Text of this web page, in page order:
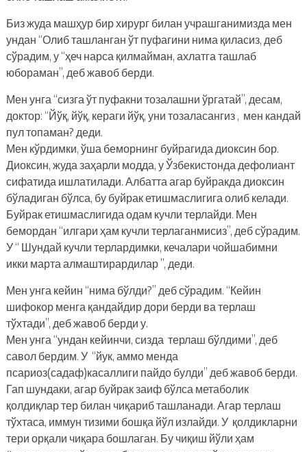
Биз жуда машҳур бир хирург билан учрашганимизда мен
ундан “Олиб ташланган ўт пуфагини нима қиласиз, деб
сўрадим, у “ҳеч нарса қилмайман, ахлатга ташлаб
юбораман”, деб жавоб берди.
Мен унга “сизга ўт пуфакни тозалашни ўргатай”, десам,
доктор: “Йўқ, йўқ, кераги йўқ, уни тозаласангиз , мен кандай
пул топаман? деди.
Мен кўрдимки, ўша беморнинг буйрагида диоксин бор.
Диоксин, жуда заҳарли модда, у Ўзбекистонда дефолиант
сифатида ишлатилади. Албатта агар буйракда диоксин
бўладиган бўлса, бу буйрак етишмаслигига олиб келади.
Буйрак етишмаслигида одам кучли терлайди. Мен
бемордан “илгари ҳам кучли терлаганмисиз”, деб сўрадим.
У “ Шундай кучли терлардимки, кечалари чойшабимни
икки марта алмаштирардилар ”, деди.
Мен унга кейин “нима бўлди?” деб сўрадим. “Кейин
шифокор менга қандайдир дори берди ва терлаш
тўхтади”, деб жавоб берди у.
Мен унга “ундан кейинчи, сизда терлаш бўлдими”, деб
савол бердим. У “йук, аммо менда
псариоз(садаф)касаллиги пайдо булди” деб жавоб берди.
Гап шундаки, агар буйрак заиф бўлса метаболик
қолдиқлар тер билан чиқариб ташланади. Агар терлаш
тўхтаса, иммун тизими бошқа йўл излайди. У қолдикларни
тери орқали чиқара бошлаган. Бу чиқиш йўли ҳам